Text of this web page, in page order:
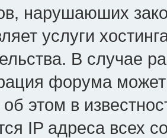
нарушаюших
услуги
В случае
форума
об этом в
IP адреса всех